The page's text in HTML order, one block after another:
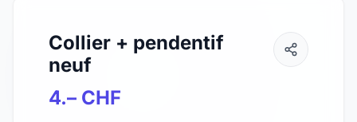
Collier + pendentif
neuf
4.– CHF